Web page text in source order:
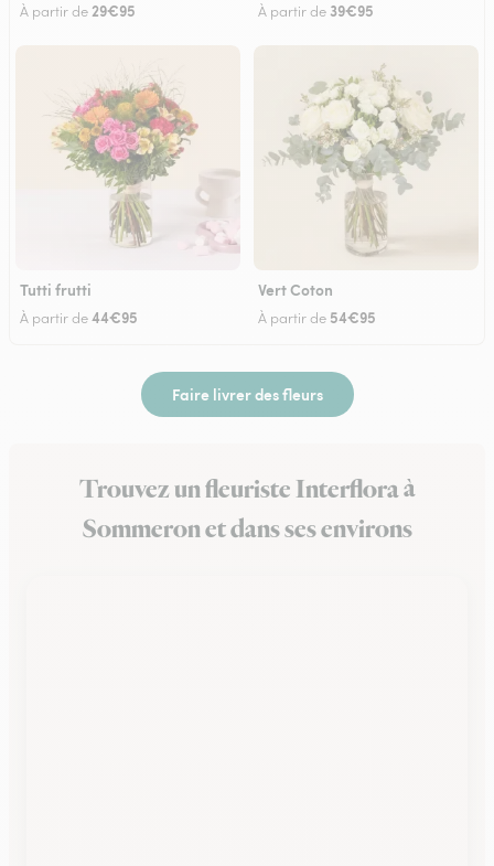
À partir de29€95 À partir de 39€95
Tutti frutti
À partir de44€95
Vert Coton
À partir de 54€95
Faire livrer des fleurs
Trouvez un fleuriste Interflora à
Sommeron et dans ses environs